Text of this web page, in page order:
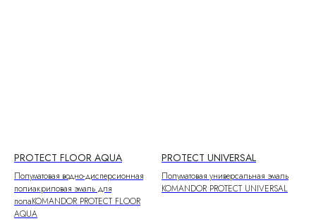
PROTECT FLOOR AQUA
Полуматовая водно-дисперсионная
полиакриловая эмаль для
полаKOMANDOR PROTECT FLOOR
AQUA
PROTECT UNIVERSAL
Полуматовая универсальная эмаль
KOMANDOR PROTECT UNIVERSAL